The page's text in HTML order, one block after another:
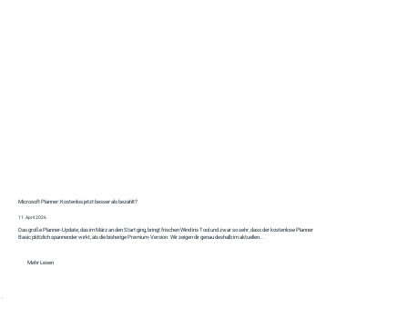
Microsoft Planner: Kostenlos jetzt besser als bezahlt?
11. April 2026
Das große Planner‑Update, das im März an den Start ging, bringt frischen Wind ins Tool und zwar so sehr, dass der kostenlose Planner
Basic plötzlich spannender wirkt, als die bisherige Premium‑Version. Wir zeigen dir genau deshalb im aktuellen...
Mehr Lesen